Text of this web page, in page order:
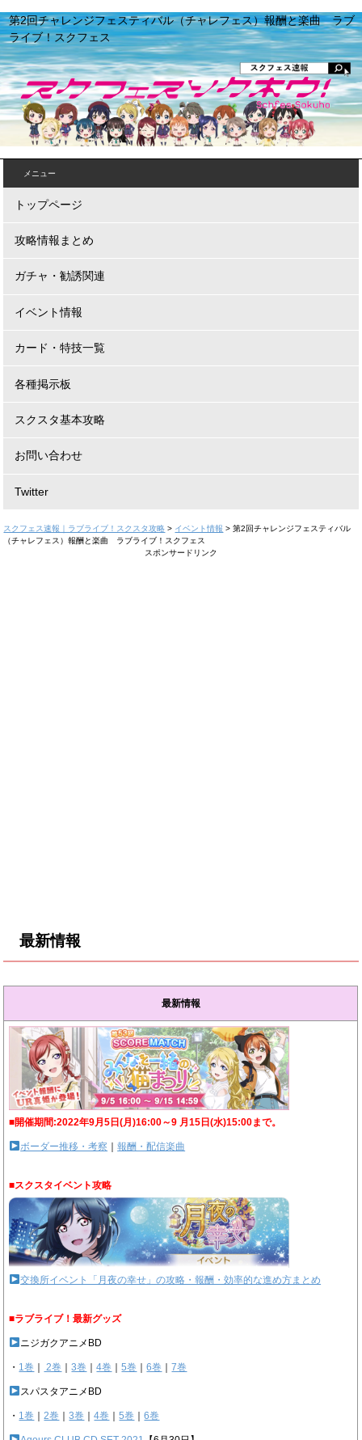
第2回チャレンジフェスティバル（チャレフェス）報酬と楽曲 ラブ
ライブ！スクフェス
メニュー
トップページ
攻略情報まとめ
ガチャ・勧誘関連
イベント情報
カード・特技一覧
各種掲示板
スクスタ基本攻略
お問い合わせ
Twitter
スクフェス速報｜ラブライブ！スクスタ攻略 > イベント情報 >第2回チャレンジフェスティバル
（チャレフェス）報酬と楽曲 ラブライブ！スクフェス
スポンサードリンク
最新情報
最新情報
■開催期間:2022年9月5日(月)16:00～9 月15日(水)15:00まで。
ボーダー推移・考察 ｜報酬・配信楽曲
■スクスタイベント攻略
交換所イベント「月夜の幸せ」の攻略・報酬・効率的な進め方まとめ
■ラブライブ！最新グッズ
ニジガクアニメBD
・ 1巻 2巻 ｜3巻 ｜4巻 ｜5巻 ｜6巻 ｜7巻
スパスタアニメBD
・ 1巻 ｜2巻 ｜3巻 ｜4巻 ｜5巻 ｜6巻